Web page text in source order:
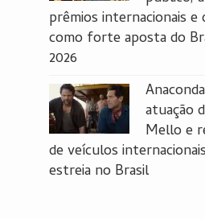
prêmios internacionais e
como forte aposta do
2026
atuação
Mello e
de veículos
estreia no Brasil